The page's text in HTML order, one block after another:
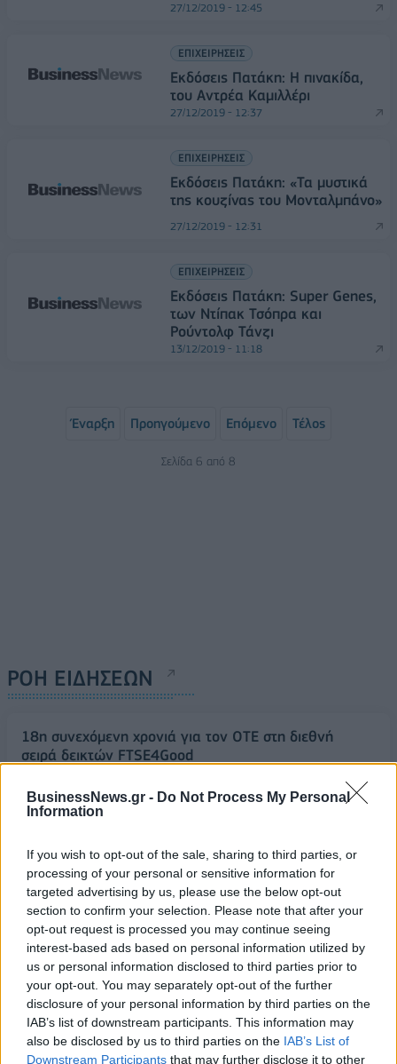
BusinessNews.gr - Do Not Process My Personal
Information
If you wish to opt-out of the sale, sharing to third parties, or
processing of your personal or sensitive information for
targeted advertising by us, please use the below opt-out
section to confirm your selection. Please note that after your
opt-out request is processed you may continue seeing
interest-based ads based on personal information utilized by
us or personal information disclosed to third parties prior to
your opt-out. You may separately opt-out of the further
disclosure of your personal information by third parties on the
IAB’s list of downstream participants. This information may
also be disclosed by us to third parties on the IAB’s List of
Downstream Participants that may further disclose it to other
27/12/2019 - 12:45
ΕΠΙΧΕΙΡΗΣΕΙΣ
Εκδόσεις Πατάκη: Η πινακίδα,
του Αντρέα Καμιλλέρι
27/12/2019 - 12:37
ΕΠΙΧΕΙΡΗΣΕΙΣ
Εκδόσεις Πατάκη: «Τα μυστικά
της κουζίνας του Μονταλμπάνο»
27/12/2019 - 12:31
ΕΠΙΧΕΙΡΗΣΕΙΣ
Εκδόσεις Πατάκη: Super Genes,
των Ντίπακ Τσόπρα και
Ρούντολφ Τάνζι
13/12/2019 - 11:18
Έναρξη Προηγούμενο Επόμενο Τέλος
Σελίδα 6 από 8
ΡΟΗ ΕΙΔΗΣΕΩΝ
18η συνεχόμενη χρονιά για τον ΟΤΕ στη διεθνή
σειρά δεικτών FTSE4Good
Κ. Χατζηδάκης: Στον κάλαθο των αχρήστων οι
διασύνδεσης Ελλάδας-Κύπρου
06/08/2026 - 14:23 ΠΟΛΙΤΙΚΗ
Aegean: Νέο ιστορικό ρεκόρ με πάνω από 2 εκατ.
επιβάτες τον Ιούλιο
06/08/2026 - 14:00 ΤΟΥΡΙΣΜΟΣ
Τ. Θεοδωρικάκος: “Στηρίζουμε την βιομηχανία για
μια οικονομία πιο ανταγωνιστική με καλύτερους
μισθούς”
06/08/2026 - 13:46 ΠΟΛΙΤΙΚΗ